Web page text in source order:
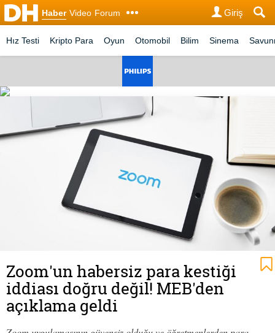
Haber Video Forum Giriş
Hız Testi Kripto Para Oyun Otomobil Bilim Sinema
Zoom'un habersiz para kestiği
iddiası doğru değil! MEB'den
açıklama geldi